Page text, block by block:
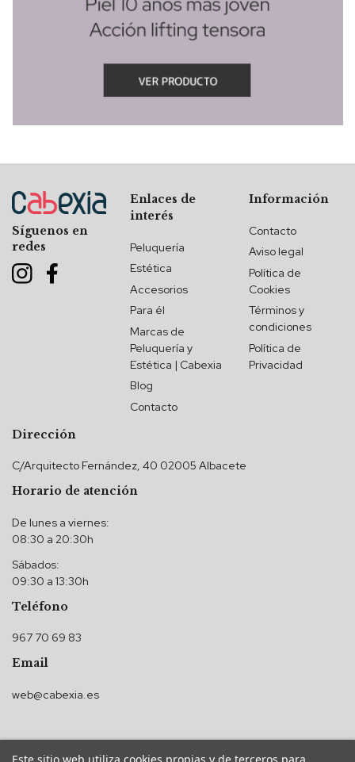
Síguenos en
redes
Enlaces de
interés
Peluquería
Estética
Accesorios
Para él
Marcas de
Peluquería y
Estética | Cabexia
Blog
Contacto
Información
Contacto
Aviso legal
Política de
Cookies
Términos y
condiciones
Política de
Privacidad
Dirección
C/Arquitecto Fernández, 40 02005 Albacete
Horario de atención
De lunes a viernes:
08:30 a 20:30h
Sábados:
09:30 a 13:30h
Teléfono
967 70 69 83
Email
web@cabexia.es